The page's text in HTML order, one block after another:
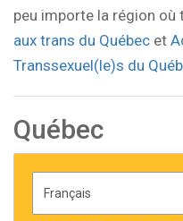
peu importe la région où
aux trans du Québec et
Transsexuel(le)s du
Québec